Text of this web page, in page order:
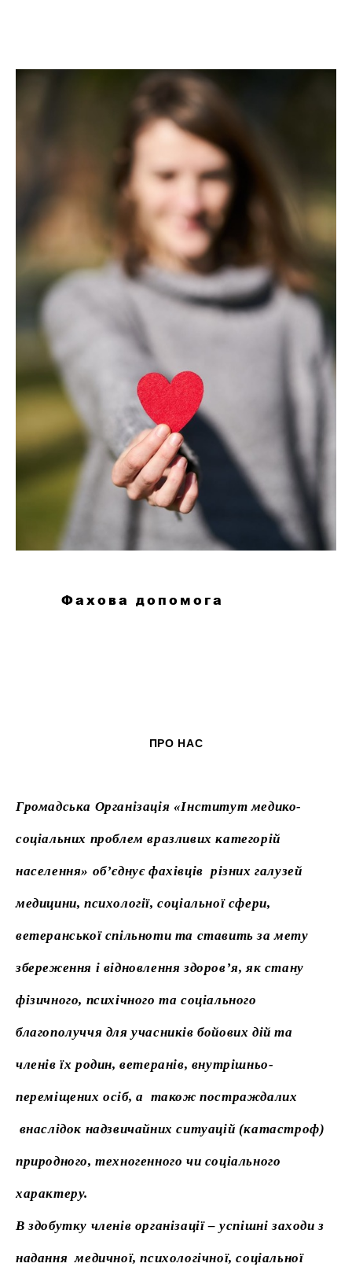
Фахова допомога
ПРО НАС
Громадська Організація «Інститут медико-
соціальних проблем вразливих категорій
населення» об’єднує фахівців різних галузей
медицини, психології, соціальної сфери,
ветеранської спільноти та ставить за мету
збереження і відновлення здоров’я, як стану
фізичного, психічного та соціального
благополуччя для учасників бойових дій та
членів їх родин, ветеранів, внутрішньо-
переміщених осіб, а також постраждалих
внаслідок надзвичайних ситуацій (катастроф)
природного, техногенного чи соціального
характеру.
В здобутку членів організації – успішні заходи з
надання медичної, психологічної, соціальної